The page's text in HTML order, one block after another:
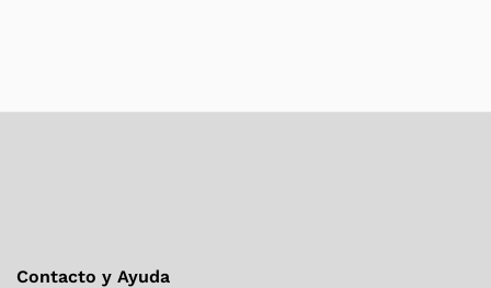
Contacto y Ayuda